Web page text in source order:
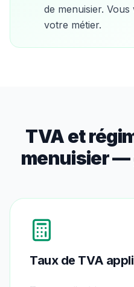
de menuisier. Vous
votre métier.
TVA et
menuisier—
Taux de TVA